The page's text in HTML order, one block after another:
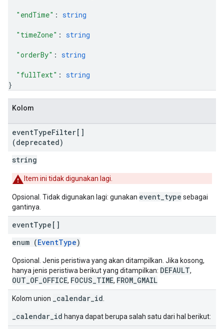
"endTime" : string
"timeZone" : string
"orderBy" : string
"fullText" : string
}
Kolom
eventTypeFilter[]
(deprecated)
string
Item ini tidak digunakan lagi.
Opsional. Tidak digunakan lagi: gunakan event_type sebagai
gantinya.
eventType[]
enum (EventType)
Opsional. Jenis peristiwa yang akan ditampilkan. Jika kosong,
hanya jenis peristiwa berikut yang ditampilkan: DEFAULT,
OUT_OF_OFFICE, FOCUS_TIME, FROM_GMAIL
Kolom union _calendar_id
_calendar_id hanya dapat berupa salah satu dari hal berikut: